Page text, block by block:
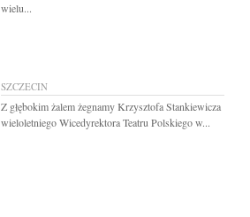
wielu...
SZCZECIN
Z głębokim żalem żegnamy Krzysztofa Stankiewicza
wieloletniego Wicedyrektora Teatru Polskiego w...